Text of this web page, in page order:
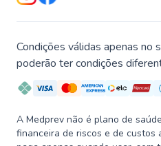
Condições válidas apenas no
poderão ter condições
A Medprev não é plano de
financeira de riscos e de custos